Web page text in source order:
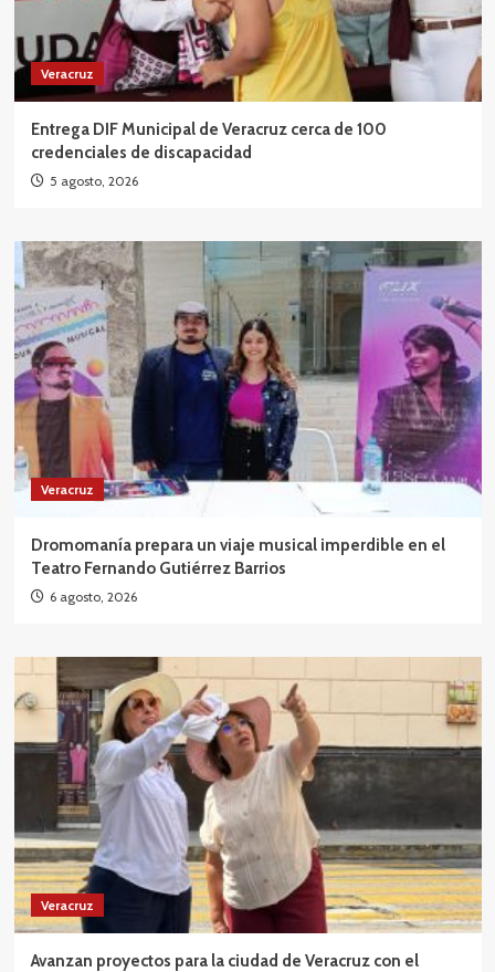
Veracruz
Entrega DIF Municipal de Veracruz cerca de 100
credenciales de discapacidad
5 agosto, 2026
Veracruz
Dromomanía prepara un viaje musical imperdible en el
Teatro Fernando Gutiérrez Barrios
6 agosto, 2026
Veracruz
Avanzan proyectos para la ciudad de Veracruz con el